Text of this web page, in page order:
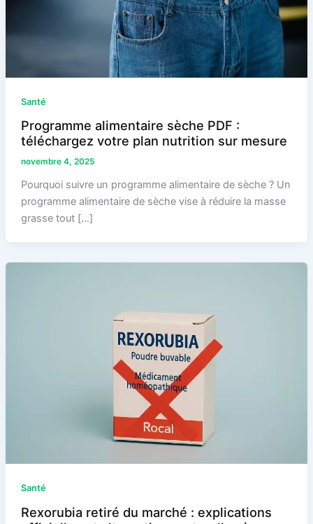
Santé
Programme alimentaire sèche PDF :
téléchargez votre plan nutrition sur mesure
novembre 4, 2025
Pourquoi suivre un programme alimentaire de sèche ? Un
programme alimentaire de sèche vise à réduire la masse
grasse tout […]
Santé
Rexorubia retiré du marché : explications